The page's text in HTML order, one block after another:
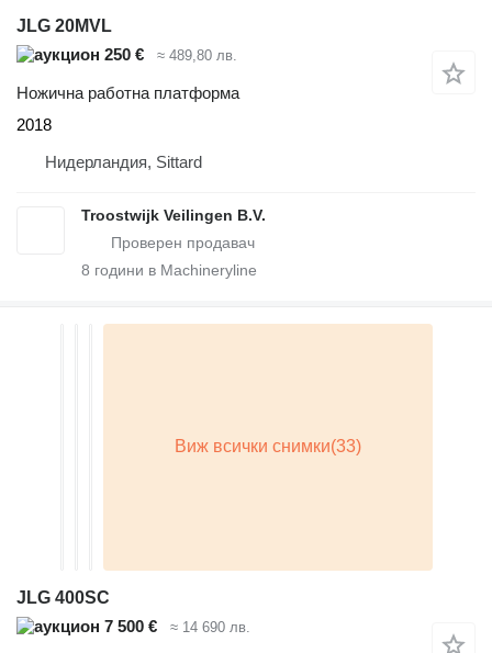
JLG 20MVL
250 €
≈ 489,80 лв.
Ножична работна платформа
2018
Нидерландия, Sittard
Troostwijk Veilingen B.V.
8 години в Machineryline
JLG 400SC
7 500 €
≈ 14 690 лв.